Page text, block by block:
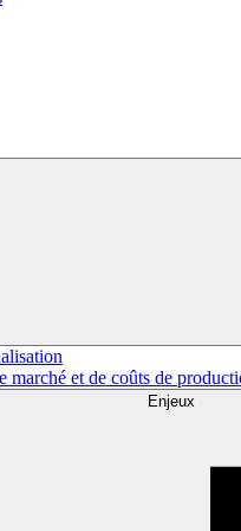
marché et de coûts de
Enjeux